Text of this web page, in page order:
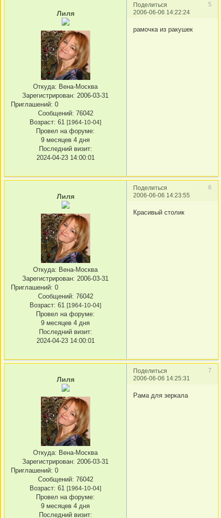
Поделиться
5
2006-06-06 14:22:24
Лиля
Откуда: Вена-Москва
Зарегистрирован: 2006-03-31
Приглашений: 0
Сообщений: 76042
Возраст: 61 [1964-10-04]
Провел на форуме:
9 месяцев 4 дня
Последний визит:
2024-04-23 14:00:01
рамочка из ракушек
Поделиться
6
2006-06-06 14:23:55
Лиля
Откуда: Вена-Москва
Зарегистрирован: 2006-03-31
Приглашений: 0
Сообщений: 76042
Возраст: 61 [1964-10-04]
Провел на форуме:
9 месяцев 4 дня
Последний визит:
2024-04-23 14:00:01
Красивый столик
Поделиться
7
2006-06-06 14:25:31
Лиля
Откуда: Вена-Москва
Зарегистрирован: 2006-03-31
Приглашений: 0
Сообщений: 76042
Возраст: 61 [1964-10-04]
Провел на форуме:
9 месяцев 4 дня
Последний визит:
Рама для зеркала